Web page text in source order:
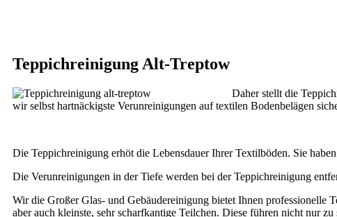
Teppichreinigung Alt-Treptow
Daher stellt die
wir selbst hartnäckigste Verunreinigungen auf textilen Bodenbelägen
Die Teppichreinigung erhöt die Lebensdauer Ihrer Textilböden. Sie
Die Verunreinigungen in der Tiefe werden bei der Teppichreinigung
Wir die Großer Glas- und Gebäudereinigung bietet Ihnen professionelle
aber auch kleinste, sehr scharfkantige Teilchen. Diese führen nicht nur